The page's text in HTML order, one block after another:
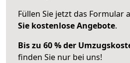
Füllen Sie jetzt das Formular
Sie kostenlose Angebote.
Bis zu 60 % der
finden Sie nur bei uns!